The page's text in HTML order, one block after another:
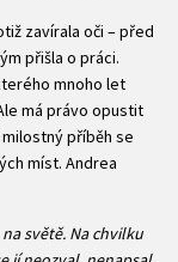
zavírala oči – před
přišla o práci.
mnoho let
má právo opustit
příběh se
míst. Andrea
světě. Na chvilku